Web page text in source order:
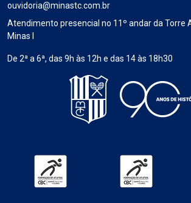
ouvidoria@minastc.com.br
Atendimento presencial no 11º andar da Torre
Minas I
De 2ª a 6ª, das 9h às 12h e das 14 às 18h30